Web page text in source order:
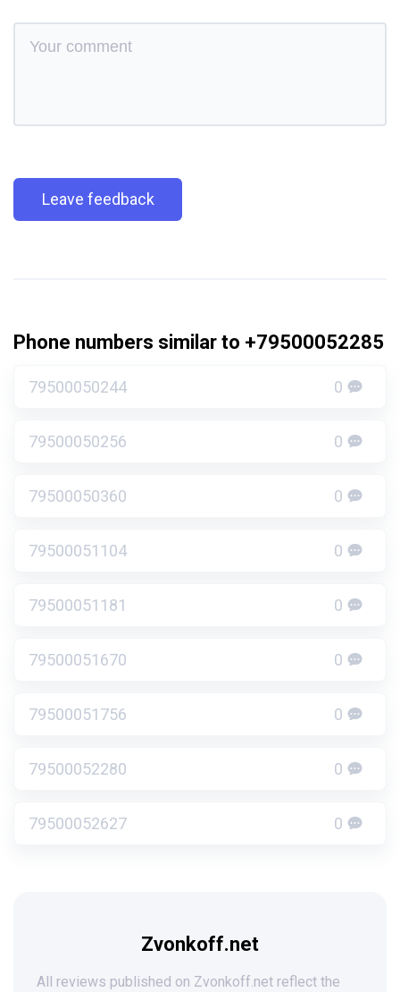
Leave feedback
Phone numbers similar to +79500052285
79500050244 0
79500050256 0
79500050360 0
79500051104 0
79500051181 0
79500051670 0
79500051756 0
79500052280 0
79500052627 0
Zvonkoff.net
All reviews published on Zvonkoff.net reflect the